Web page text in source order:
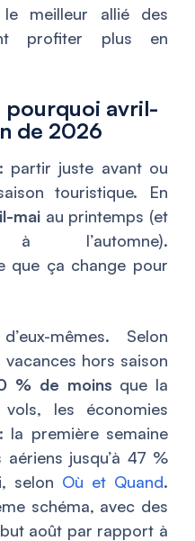
le meilleur allié des
profiter plus en
pourquoi avril-
de 2026
partir juste avant ou
touristique. En
mai au printemps (et
à l’automne).
que ça change pour
mêmes. Selon
vacances hors saison
% de moins que la
les économies
: la première semaine
jusqu’à 47 %
selon Où et Quand.
schéma, avec des
août par rapport à